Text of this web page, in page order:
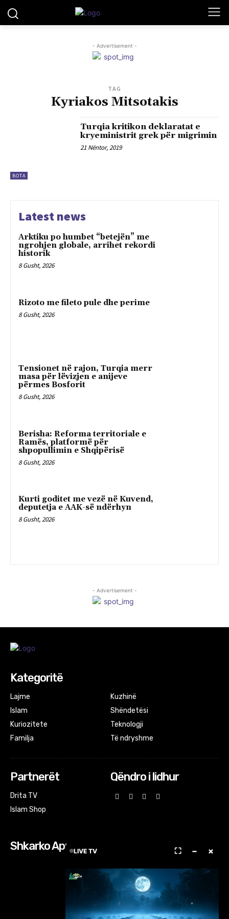
- Advertisement -
TAG
Kyriakos Mitsotakis
BOTA
Turqia kritikon deklaratat e
kryeministrit grek për migrimin
21 Nëntor, 2019
Latest news
Arktiku po humbet “betejën” me
ngrohjen globale, arrihet rekordi
historik
8 Gusht, 2026
Rizoto me fileto pule dhe perime
8 Gusht, 2026
Tensionet në rajon, Turqia merr
masa për lëvizjen e anijeve
përmes Bosforit
8 Gusht, 2026
Berisha: Reforma territoriale e
Ramës, platformë për
shpopullimin e Shqipërisë
8 Gusht, 2026
Kurti goditet me vezë në Kuvend,
deputetja e AAK-së ndërhyn
8 Gusht, 2026
- Advertisement -
Kategoritë
Lajme
Islam
Kuriozitete
Familja
Kuzhinë
Shëndetësi
Teknologji
Të ndryshme
Partnerët
Drita TV
Islam Shop
Qëndro i lidhur
Shkarko AppsLIVE TV ⛶ − ×